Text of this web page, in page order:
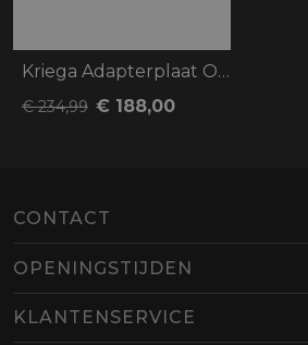
Kriega Adapterplaat OS-Platform Set
€ 234,99 € 188,00
CONTACT
OPENINGSTIJDEN
Maandag
KLANTENSERVICE